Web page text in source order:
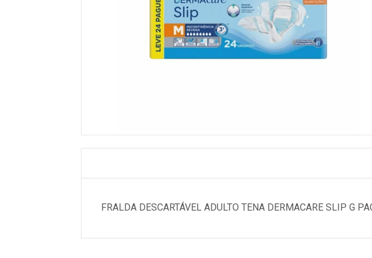
FRALDA DESCARTÁVEL ADULTO TENA DERMACARE SLIP G